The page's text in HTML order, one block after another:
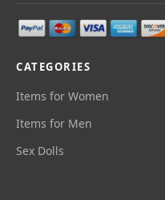
CATEGORIES
Items for Women
Items for Men
Sex Dolls